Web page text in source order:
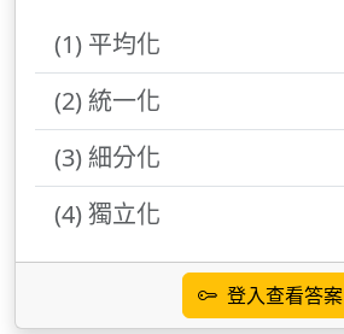
(1) 平均化
(2) 統一化
(3) 細分化
(4) 獨立化
登入查看答案